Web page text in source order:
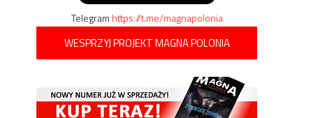
Telegramhttps://t.me/magnapolonia
WESPRZYJ PROJEKT MAGNA POLONIA